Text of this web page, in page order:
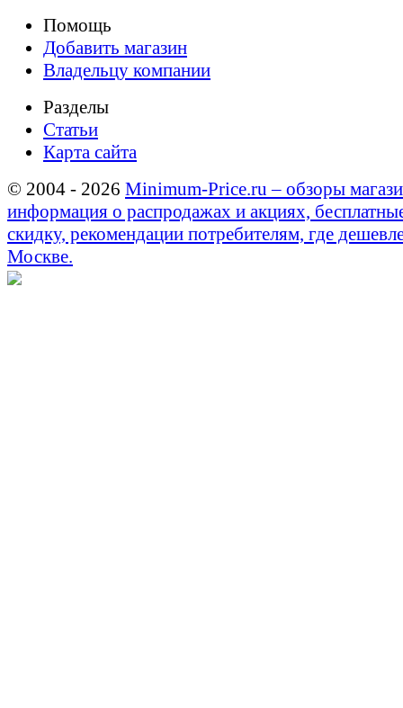
Помощь
Добавить магазин
Владельцу компании
Разделы
Статьи
Карта сайта
© 2004 - 2026 Minimum-Price.ru – обзоры
информация о распродажах и акциях,
скидку, рекомендации потребителям, где
Москве.